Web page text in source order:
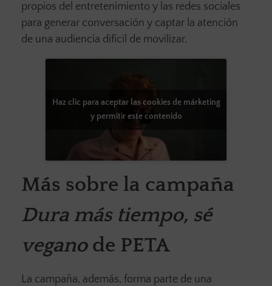
propios del entretenimiento y las redes sociales
para generar conversación y captar la atención
de una audiencia difícil de movilizar.
Haz clic para aceptar las cookies de márketing
y permitir este contenido
Más sobre la campaña
Dura más tiempo, sé
veganode PETA
La campaña, además, forma parte de una